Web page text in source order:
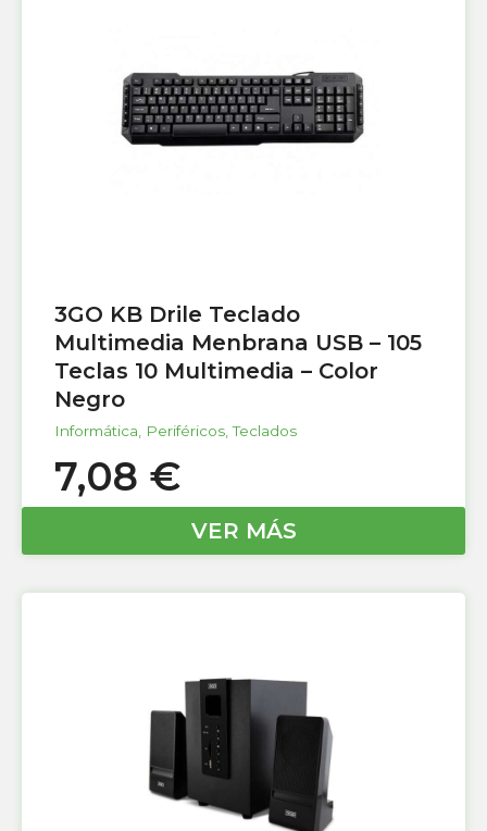
3GO KB Drile Teclado
Multimedia Menbrana USB – 105
Teclas 10 Multimedia – Color
Negro
Informática Periféricos ,Teclados
7,08 €
VER MÁS